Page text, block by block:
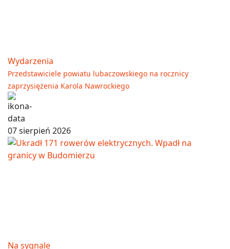
Wydarzenia
Przedstawiciele powiatu lubaczowskiego na rocznicy
zaprzysiężenia Karola Nawrockiego
07 sierpień 2026
Na sygnale